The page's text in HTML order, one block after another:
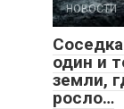
НОВОСТИ
один и
земли,
росло…